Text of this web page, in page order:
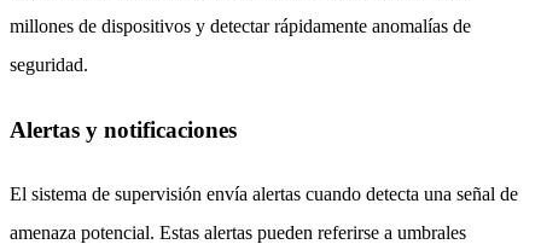
millones de dispositivos y detectar rápidamente anomalías de
seguridad.
Alertas y notificaciones
El sistema de supervisión envía alertas cuando detecta una señal de
amenaza potencial. Estas alertas pueden referirse a umbrales